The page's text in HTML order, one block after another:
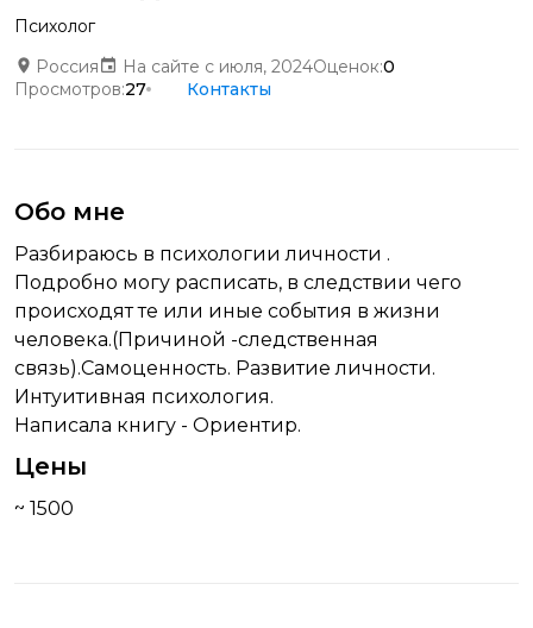
Психолог
Россия
На сайте с июля, 2024Оценок:0
Просмотров:27 Контакты
Обо мне
Разбираюсь в психологии личности .
Подробно могу расписать, в следствии чего
происходят те или иные события в жизни
человека.(Причиной -следственная
связь).Самоценность. Развитие личности.
Интуитивная психология.
Написала книгу - Ориентир.
Цены
~ 1500